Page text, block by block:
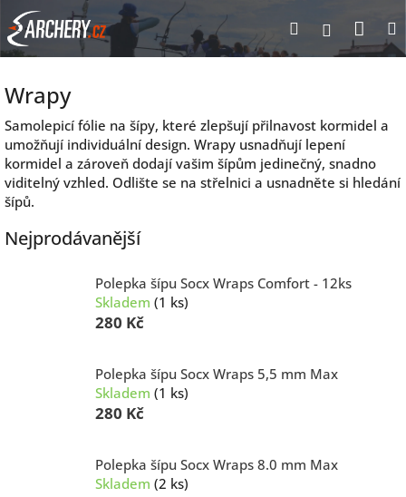
Přejít
na
obsah
Hledat
Wrapy
Samolepicí fólie na šípy, které zlepšují přilnavost kormidel a
umožňují individuální design. Wrapy usnadňují lepení
kormidel a zároveň dodají vašim šípům jedinečný, snadno
viditelný vzhled. Odlište se na střelnici a usnadněte si hledání
šípů.
Nejprodávanější
Polepka šípu Socx Wraps Comfort - 12ks
Skladem (1 ks)
280 Kč
Polepka šípu Socx Wraps 5,5 mm Max
Skladem (1 ks)
280 Kč
Polepka šípu Socx Wraps 8.0 mm Max
Skladem (2 ks)